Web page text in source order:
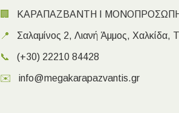
🏢 ΚΑΡΑΠΑΖΒΑΝΤΗ Ι
📍 Σαλαμίνος 2, Λιανή Άμμος, Χαλκίδα,
📞 (+30) 22210 84428
✉️ info@megakarapazvantis.gr